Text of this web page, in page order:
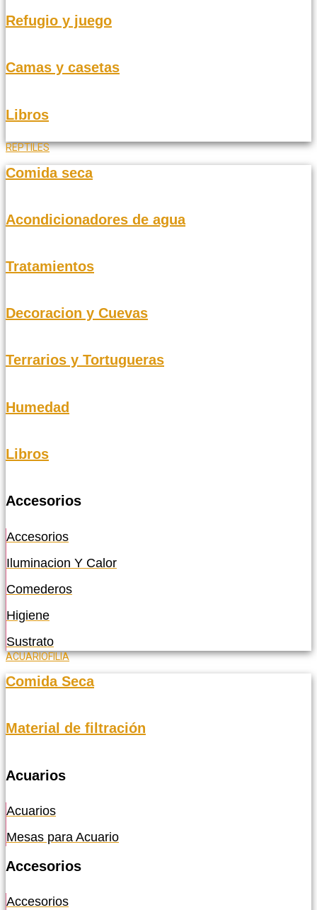
Refugio y juego
Camas y casetas
Libros
REPTILES
Comida seca
Acondicionadores de agua
Tratamientos
Decoracion y Cuevas
Terrarios y Tortugueras
Humedad
Libros
Accesorios
Accesorios
Iluminacion Y Calor
Comederos
Higiene
Sustrato
ACUARIOFILIA
Comida Seca
Material de filtración
Acuarios
Acuarios
Mesas para Acuario
Accesorios
Accesorios